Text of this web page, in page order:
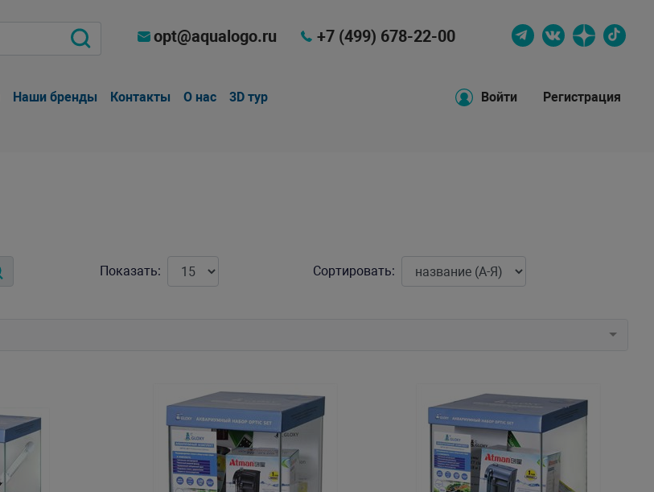
opt@aqualogo.ru +7 (499) 678-22-00
Наши бренды Контакты О нас 3D тур Войти Регистрация
Показать: Сортировать: